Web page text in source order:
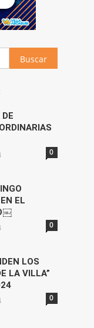
Buscar:
0
EL
0
LOS
LA VILLA”
0